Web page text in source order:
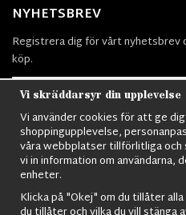
NYHETSBREV
Registrera dig för vårt
köp.
Vi skräddarsyr din upplevelse
Vi använder cookies för att ge
shoppingupplevelse,
våra webbplatser tillförlitliga och
vi in information om användarna,
enheter.
Klicka på "Okej" om du tillåter